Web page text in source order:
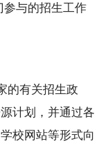
参与的招生工作
的有关招生政
计划，并通过各
校网站等形式向